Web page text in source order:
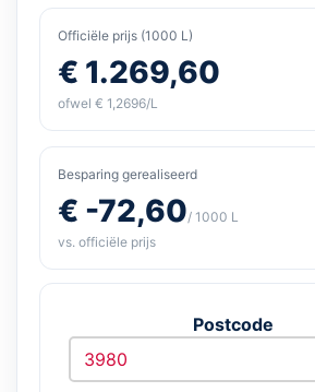
Officiële prijs (1000 L)
€ 1.269,60
ofwel € 1,2696/L
Besparing gerealiseerd
€ -72,60/ 1000 L
vs. officiële prijs
Postcode